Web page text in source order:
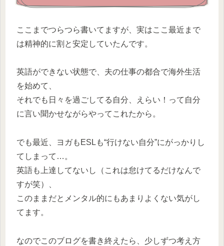
ここまでつらつら書いてますが、実はここ最近まで
は精神的に割と安定していたんです。
英語ができない状態で、夫の仕事の都合で海外生活
を始めて、
それでも日々を過ごしてる自分、えらい！って自分
に言い聞かせながらやってこれたから。
でも最近、ヨガもESLも“行けない自分”にがっかりし
てしまって…。
英語も上達してないし（これは怠けてるだけなんで
すが笑）、
このままだとメンタル的にもあまりよくない気がし
てます。
なのでこのブログを書き終えたら、少しずつ考え方